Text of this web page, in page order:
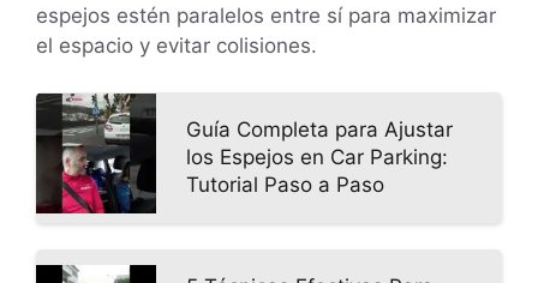
espejos estén paralelos entre sí para maximizar
el espacio y evitar colisiones.
Guía Completa para Ajustar
los Espejos en Car Parking:
Tutorial Paso a Paso